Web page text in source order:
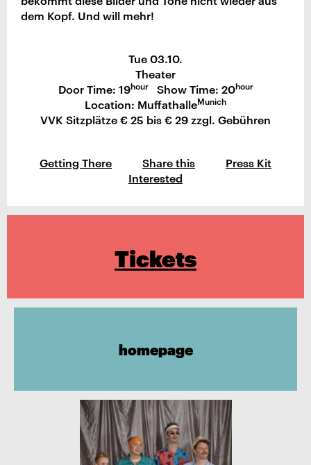
dem Kopf. Und will mehr!
Tue 03.10.
Theater
Door Time: 19hourShow Time: 20hour
Location: MuffathalleMunich
VVK Sitzplätze € 25 bis € 29 zzgl. Gebühren
Getting There Share this
Press Kit
Interested
Tickets
homepage